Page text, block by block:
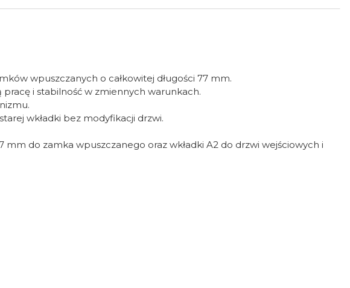
wpuszczanych o całkowitej długości 77 mm.
i stabilność w zmiennych warunkach.
wkładki bez modyfikacji drzwi.
do zamka wpuszczanego oraz wkładki A2 do drzwi wejściowych i